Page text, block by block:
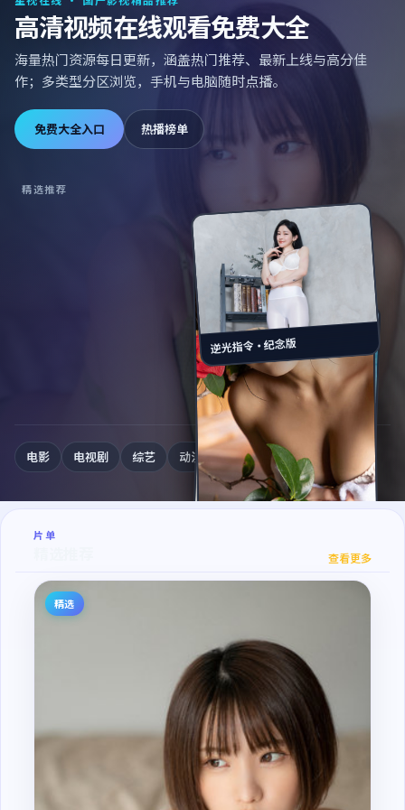
高清视频在线观看免费大全
海量热门资源每日更新，涵盖热门推荐、最新上线与高分佳
作；多类型分区浏览，手机与电脑随时点播。
免费大全入口 热播榜单
精选推荐
逆光指令·纪念版
焚城任务·典藏
电影 电视剧 综艺 动漫 纪录片
片单
查看更多
精选